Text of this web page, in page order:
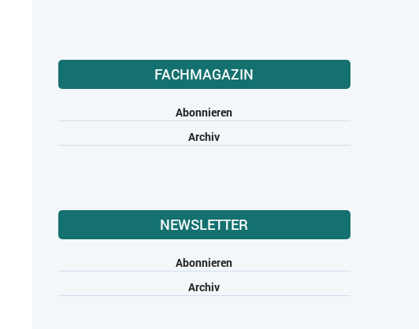
FACHMAGAZIN
Abonnieren
Archiv
NEWSLETTER
Abonnieren
Archiv